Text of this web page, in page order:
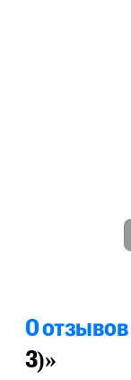
0 отзывов
3)»